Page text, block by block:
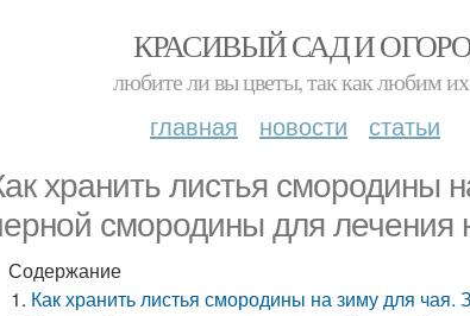
КРАСИВЫЙ САД И
любите ли вы цветы, так как любим
главная новости статьи
хранить листья смородины
смородины для лечения
Содержание
Как хранить листья смородины на зиму для